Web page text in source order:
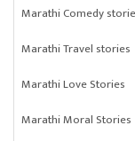
Marathi Comedy
Marathi Travel stories
Marathi Love Stories
Marathi Moral Stories